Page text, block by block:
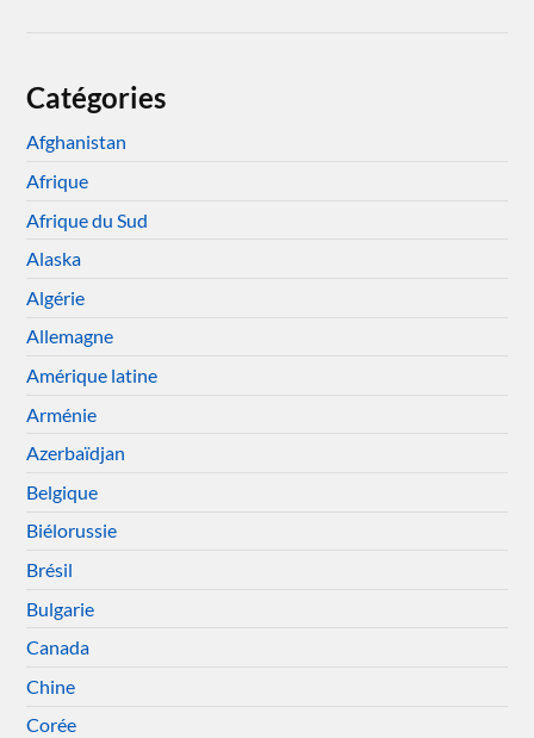
Catégories
Afghanistan
Afrique
Afrique du Sud
Alaska
Algérie
Allemagne
Amérique latine
Arménie
Azerbaïdjan
Belgique
Biélorussie
Brésil
Bulgarie
Canada
Chine
Corée